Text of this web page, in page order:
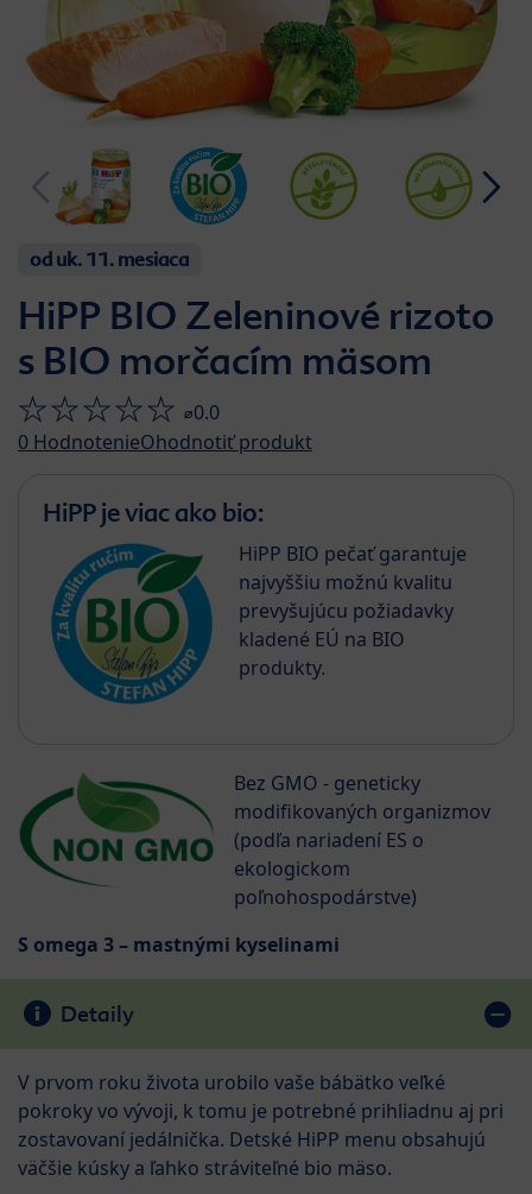
od uk. 11. mesiaca
HiPP BIO Zeleninové rizoto
s BIO morčacím mäsom
⌀0.0
0 HodnotenieOhodnotiť produkt
HiPP je viac ako bio:
HiPP BIO pečať garantuje
najvyššiu možnú kvalitu
prevyšujúcu požiadavky
kladené EÚ na BIO
produkty.
Bez GMO - geneticky
modifikovaných organizmov
(podľa nariadení ES o
ekologickom
poľnohospodárstve)
S omega 3 – mastnými kyselinami
Detaily
V prvom roku života urobilo vaše bábätko veľké
pokroky vo vývoji, k tomu je potrebné prihliadnu aj pri
zostavovaní jedálnička. Detské HiPP menu obsahujú
väčšie kúsky a ľahko stráviteľné bio mäso.